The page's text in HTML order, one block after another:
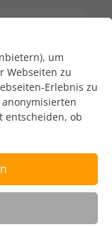
um
Webseiten zu
Erlebnis zu
entscheiden, ob